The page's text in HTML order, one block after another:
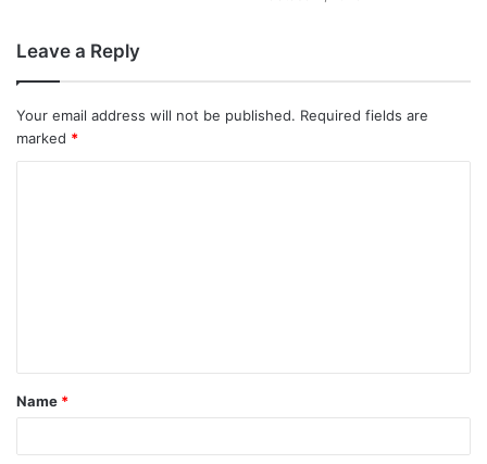
Leave a Reply
Your email address will not be published. Required fields are
marked *
Name *